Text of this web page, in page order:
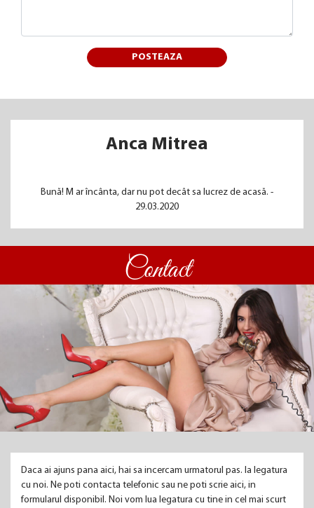
POSTEAZA
Anca Mitrea
Bună! M ar încânta, dar nu pot decât sa lucrez de acasă. -
29.03.2020
Contact
Daca ai ajuns pana aici, hai sa incercam urmatorul pas. Ia legatura
cu noi. Ne poti contacta telefonic sau ne poti scrie aici, in
formularul disponibil. Noi vom lua legatura cu tine in cel mai scurt